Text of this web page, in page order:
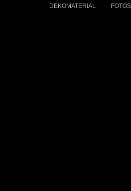
DEKOMATERIAL FOTOS